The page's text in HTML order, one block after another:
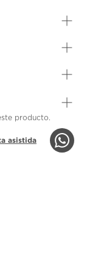
producto.
asistida